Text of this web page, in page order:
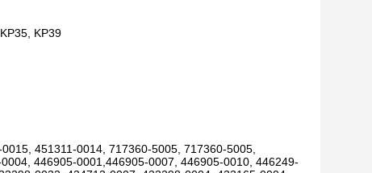
KP39
451311-0014, 717360-5005, 717360-5005,
446905-0001,446905-0007, 446905-0010, 446249-